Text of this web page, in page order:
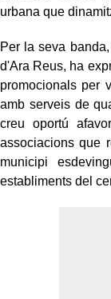
urbana que
Per la seva
d'Ara Reus, ha
promocionals per
amb serveis de
creu oportú
associacions que
municipi
establiments del